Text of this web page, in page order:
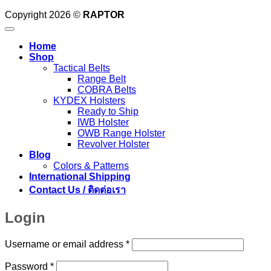
Copyright 2026 © RAPTOR
Home
Shop
Tactical Belts
Range Belt
COBRA Belts
KYDEX Holsters
Ready to Ship
IWB Holster
OWB Range Holster
Revolver Holster
Blog
Colors & Patterns
International Shipping
Contact Us / ติดต่อเรา
Login
Username or email address *Required
Password *Required